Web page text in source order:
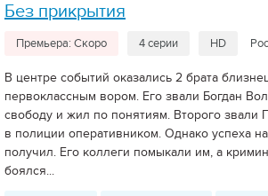
Без прикрытия
Премьера: Скоро 4 серии HD
В центре событий оказались 2 брата
первоклассным вором. Его звали Богдан
свободу и жил по понятиям. Второго звали
в полиции оперативником. Однако успеха
получил. Его коллеги помыкали им, а
боялся...